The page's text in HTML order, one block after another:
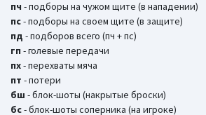
пч - подборы на чужом щите (в нападении)
пс- подборы на своем щите (в защите)
пд - подборов всего (пч + пс)
гп - голевые передачи
пх- перехваты мяча
пт - потери
бш - блок-шоты (накрытые броски)
бc- блок-шоты соперника (на игроке)